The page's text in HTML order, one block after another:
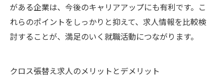
がある企業は、今後のキャリアアップにも有利です。こ
れらのポイントをしっかりと抑えて、求人情報を比較検
討することが、満足のいく就職活動につながります。
クロス張替え求人のメリットとデメリット